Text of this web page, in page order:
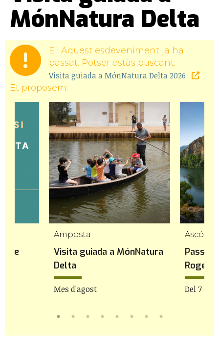
MónNatura Delta
Ei! Aquest esdeveniment ja ha
passat. Potser estàs buscant:
Visita guiada a MónNatura Delta 2026
Et proposem:
Amposta
Visita guiada a MónNatura
Delta
Mes d'agost
Ascó
Roget
Del 7 al